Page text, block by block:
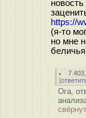
https://
(я-то
но мне
7.403
[
Ога,